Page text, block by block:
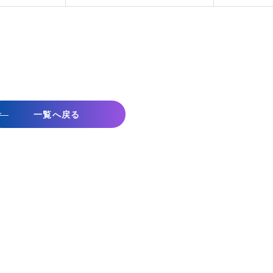
一覧へ戻る